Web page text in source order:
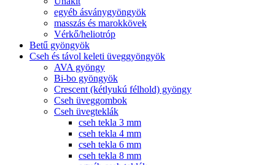
egyéb ásványgyöngyök
masszás és marokkövek
Vérkő/heliotróp
Betű gyöngyök
Cseh és távol keleti üveggyöngyök
AVA gyöngy
Bi-bo gyöngyök
Crescent (kétlyukú félhold) gyöngy
Cseh üveggombok
Cseh üvegteklák
cseh tekla 3 mm
cseh tekla 4 mm
cseh tekla 6 mm
cseh tekla 8 mm